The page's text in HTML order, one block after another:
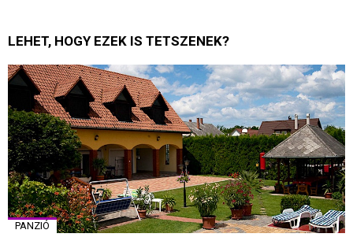
LEHET, HOGY EZEK IS TETSZENEK?
PANZIÓ